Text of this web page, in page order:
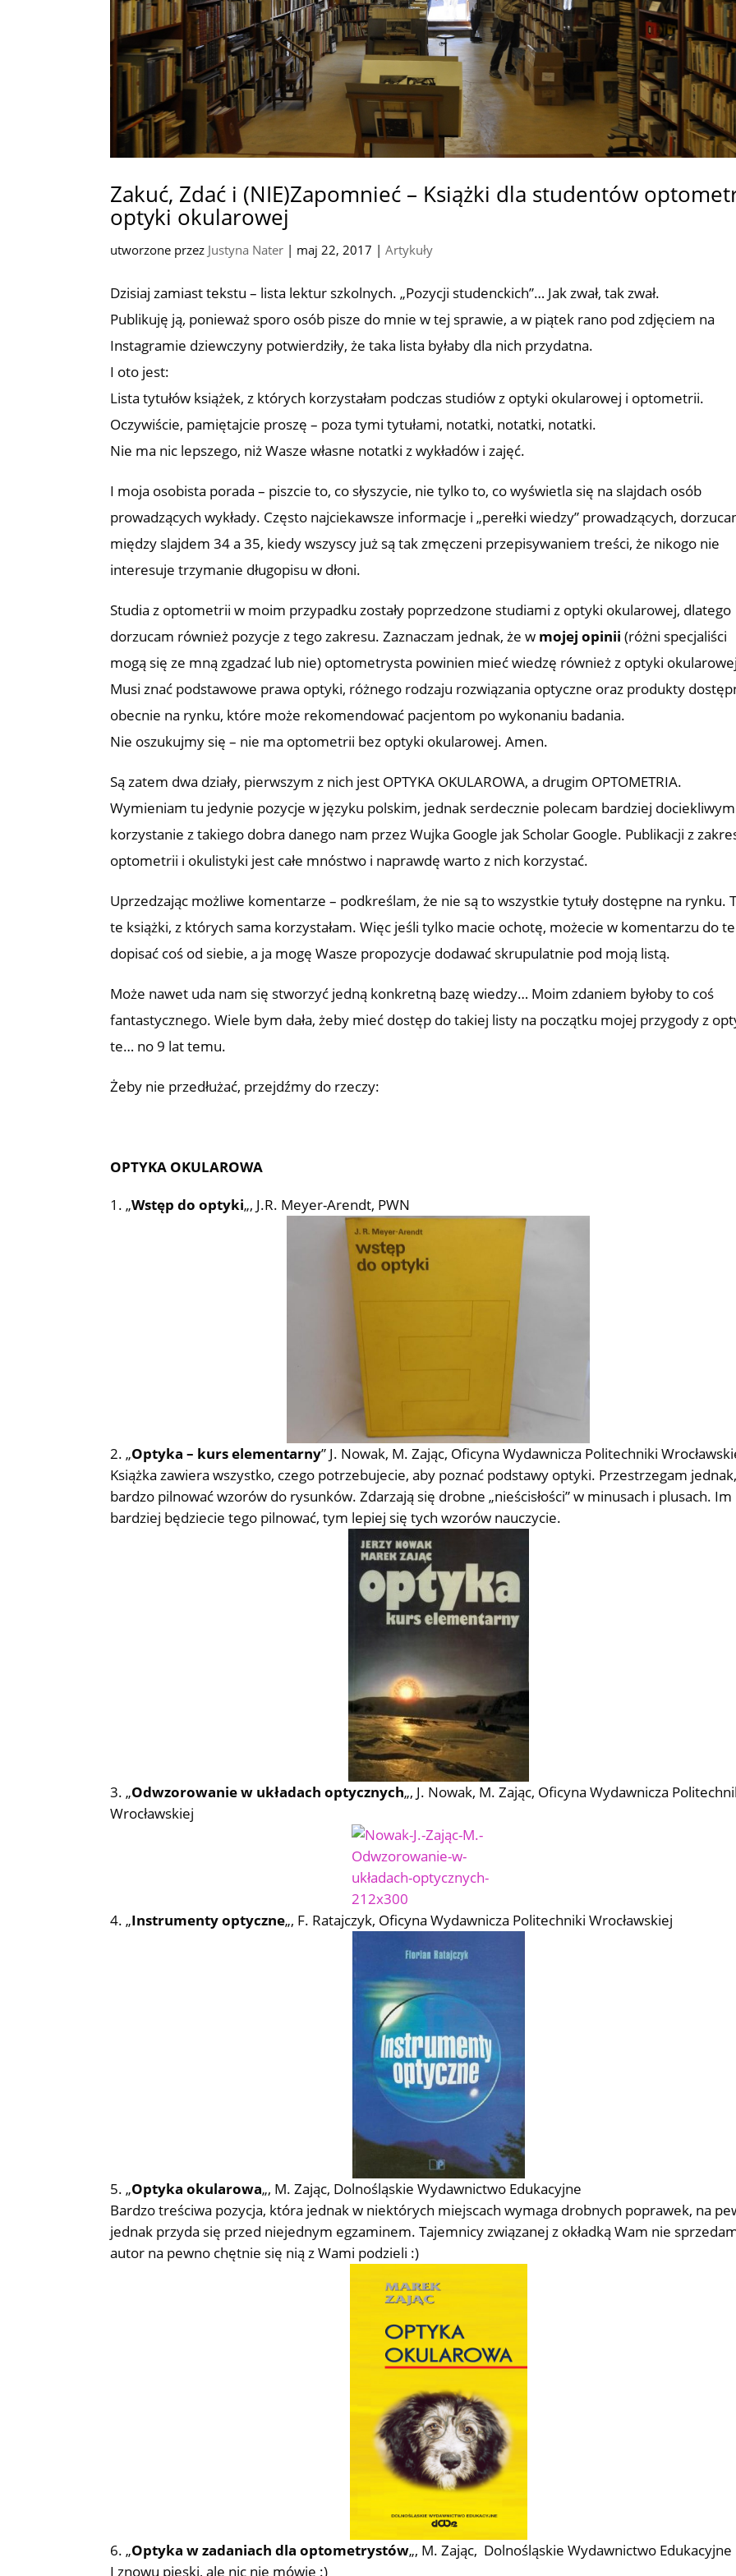
Zakuć, Zdać i (NIE)Zapomnieć – Książki dla studentów
optyki okularowej
utworzone przez Justyna Nater | maj 22, 2017 |Artykuły
Dzisiaj zamiast tekstu – lista lektur szkolnych. „Pozycji studenckich”… Jak zwał, tak zwał.
Publikuję ją, ponieważ sporo osób pisze do mnie w tej sprawie, a w piątek rano pod zdjęciem na
Instagramie dziewczyny potwierdziły, że taka lista byłaby dla nich przydatna.
I oto jest:
Lista tytułów książek, z których korzystałam podczas studiów z optyki okularowej i optometrii.
Oczywiście, pamiętajcie proszę – poza tymi tytułami, notatki, notatki, notatki.
Nie ma nic lepszego, niż Wasze własne notatki z wykładów i zajęć.
I moja osobista porada – piszcie to, co słyszycie, nie tylko to, co wyświetla się na slajdach osób
prowadzących wykłady. Często najciekawsze informacje i „perełki wiedzy” prowadzących,
między slajdem 34 a 35, kiedy wszyscy już są tak zmęczeni przepisywaniem treści, że nikogo nie
interesuje trzymanie długopisu w dłoni.
Studia z optometrii w moim przypadku zostały poprzedzone studiami z optyki okularowej, dlatego
dorzucam również pozycje z tego zakresu. Zaznaczam jednak, że w mojej opinii (różni specjaliści
mogą się ze mną zgadzać lub nie) optometrysta powinien mieć wiedzę również z optyki
Musi znać podstawowe prawa optyki, różnego rodzaju rozwiązania optyczne oraz produkty
obecnie na rynku, które może rekomendować pacjentom po wykonaniu badania.
Nie oszukujmy się – nie ma optometrii bez optyki okularowej. Amen.
Są zatem dwa działy, pierwszym z nich jest OPTYKA OKULAROWA, a drugim OPTOMETRIA.
Wymieniam tu jedynie pozycje w języku polskim, jednak serdecznie polecam bardziej dociekliwym
korzystanie z takiego dobra danego nam przez Wujka Google jak Scholar Google. Publikacji z
optometrii i okulistyki jest całe mnóstwo i naprawdę warto z nich korzystać.
Uprzedzając możliwe komentarze – podkreślam, że nie są to wszystkie tytuły dostępne na rynku.
te książki, z których sama korzystałam. Więc jeśli tylko macie ochotę, możecie w komentarzu do
dopisać coś od siebie, a ja mogę Wasze propozycje dodawać skrupulatnie pod moją listą.
Może nawet uda nam się stworzyć jedną konkretną bazę wiedzy… Moim zdaniem byłoby to coś
fantastycznego. Wiele bym dała, żeby mieć dostęp do takiej listy na początku mojej przygody z
te… no 9 lat temu.
Żeby nie przedłużać, przejdźmy do rzeczy:
OPTYKA OKULAROWA
„Wstęp do optyki„, J.R. Meyer-Arendt, PWN
„Optyka – kurs elementarny” J. Nowak, M. Zając, Oficyna Wydawnicza Politechniki
Książka zawiera wszystko, czego potrzebujecie, aby poznać podstawy optyki. Przestrzegam
bardzo pilnować wzorów do rysunków. Zdarzają się drobne „nieścisłości” w minusach i plusach. Im
bardziej będziecie tego pilnować, tym lepiej się tych wzorów nauczycie.
„Odwzorowanie w układach optycznych„, J. Nowak, M. Zając, Oficyna Wydawnicza
Wrocławskiej
„Instrumenty optyczne„, F. Ratajczyk, Oficyna Wydawnicza Politechniki Wrocławskiej
„Optyka okularowa„, M. Zając, Dolnośląskie Wydawnictwo Edukacyjne
Bardzo treściwa pozycja, która jednak w niektórych miejscach wymaga drobnych poprawek, na
jednak przyda się przed niejednym egzaminem. Tajemnicy związanej z okładką Wam nie
autor na pewno chętnie się nią z Wami podzieli :)
„Optyka w zadaniach dla optometrystów„, M. Zając, Dolnośląskie Wydawnictwo Edukacyjne
I znowu pieski, ale nic nie mówię :)